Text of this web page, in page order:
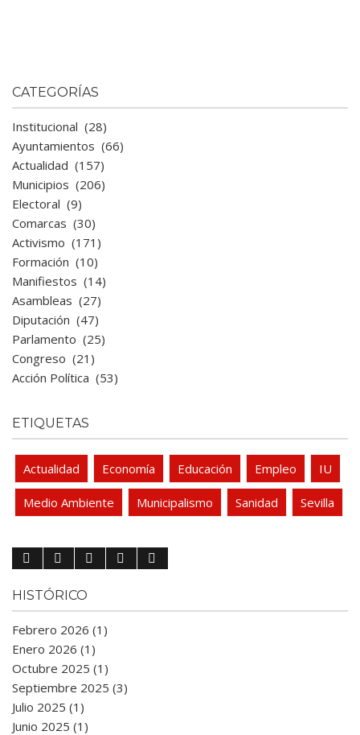
CATEGORÍAS
Institucional (28)
Ayuntamientos (66)
Actualidad (157)
Municipios (206)
Electoral (9)
Comarcas (30)
Activismo (171)
Formación (10)
Manifiestos (14)
Asambleas (27)
Diputación (47)
Parlamento (25)
Congreso (21)
Acción Política (53)
ETIQUETAS
Actualidad Economía Educación Empleo IU
Medio Ambiente Municipalismo Sanidad Sevilla
HISTÓRICO
Febrero 2026 (1)
Enero 2026 (1)
Octubre 2025 (1)
Septiembre 2025 (3)
Julio 2025 (1)
Junio 2025 (1)